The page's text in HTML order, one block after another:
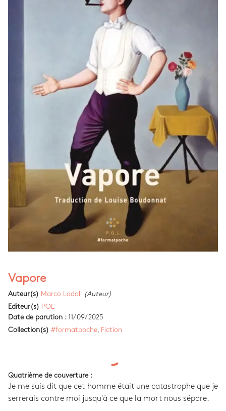
Vapore
Auteur(s) Marco Lodoli (Auteur)
Editeur(s) POL
Date de parution : 11/09/2025
Collection(s) #formatpoche Fiction
Quatrième de couverture :
Je me suis dit que cet homme était une catastrophe que je
serrerais contre moi jusqu'à ce que la mort nous sépare.